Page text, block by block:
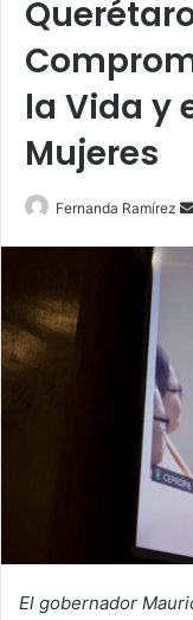
la Vida y
Mujeres
Fernanda Ramírez
El gobernador